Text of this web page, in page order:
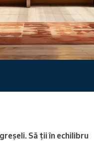
Citiți mai mult
Să ții în echilibru